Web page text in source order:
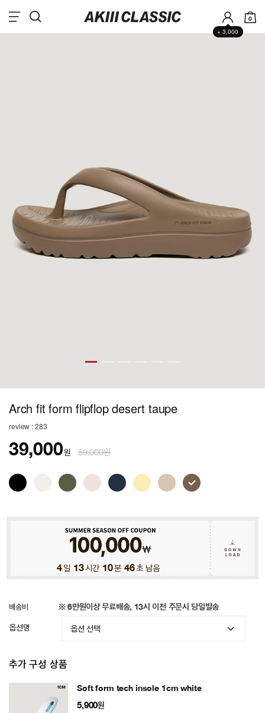
+ 3,000
0
Arch fit form flipflop desert taupe
review : 283
39,000원 59,000원
4일 13시간 10분 44초 남음
배송비 ※ 6만원이상 무료배송, 13시 이전 주문시 당일발송
옵션명
추가 구성 상품
Soft form tech insole 1cm white
5,900원